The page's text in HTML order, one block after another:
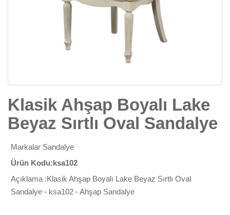
Klasik Ahşap Boyalı Lake
Beyaz Sırtlı Oval Sandalye
Markalar Sandalye
Ürün Kodu:ksa102
Açıklama :Klasik Ahşap Boyalı Lake Beyaz Sırtlı Oval
Sandalye - ksa102 - Ahşap Sandalye